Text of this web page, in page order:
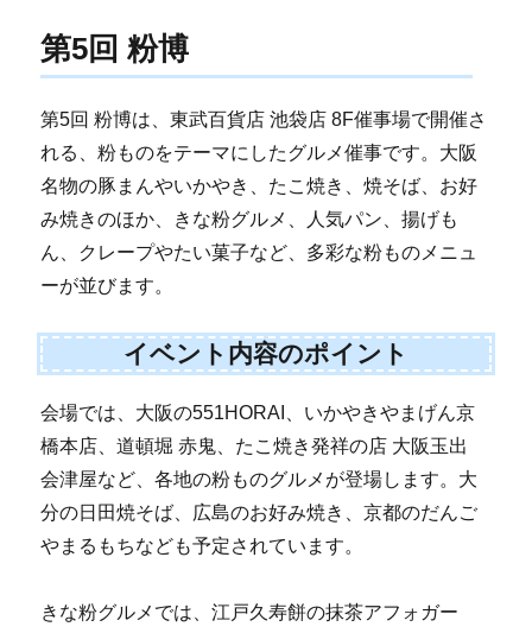
第5回 粉博
第5回 粉博は、東武百貨店 池袋店 8F催事場で開催さ
れる、粉ものをテーマにしたグルメ催事です。大阪
名物の豚まんやいかやき、たこ焼き、焼そば、お好
み焼きのほか、きな粉グルメ、人気パン、揚げも
ん、クレープやたい菓子など、多彩な粉ものメニュ
ーが並びます。
イベント内容のポイント
会場では、大阪の551HORAI、いかやきやまげん京
橋本店、道頓堀 赤鬼、たこ焼き発祥の店 大阪玉出
会津屋など、各地の粉ものグルメが登場します。大
分の日田焼そば、広島のお好み焼き、京都のだんご
やまるもちなども予定されています。
きな粉グルメでは、江戸久寿餅の抹茶アフォガー